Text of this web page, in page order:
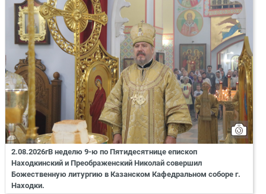
2.08.2026гВ неделю 9-ю по Пятидесятнице епископ
Находкинский и Преображенский Николай совершил
Божественную литургию в Казанском Кафедральном соборе г.
Находки.